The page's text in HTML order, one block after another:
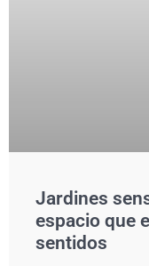
Jardines
espacio que
sentidos